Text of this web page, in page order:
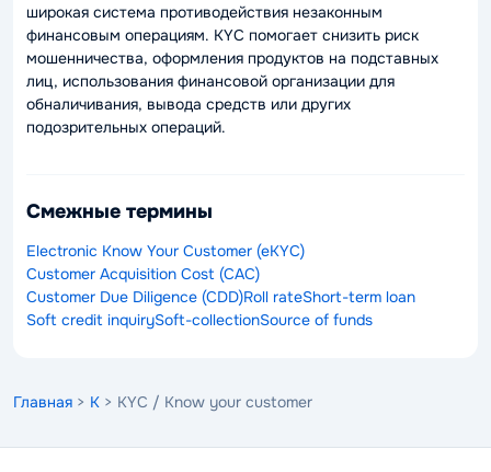
широкая система противодействия незаконным
финансовым операциям. KYC помогает снизить риск
мошенничества, оформления продуктов на подставных
лиц, использования финансовой организации для
обналичивания, вывода средств или других
подозрительных операций.
Смежные термины
Electronic Know Your Customer (eKYC)
Customer Acquisition Cost (CAC)
Customer Due Diligence (CDD)Roll rateShort-term loan
Soft credit inquirySoft-collectionSource of funds
Главная > K > KYC / Know your customer